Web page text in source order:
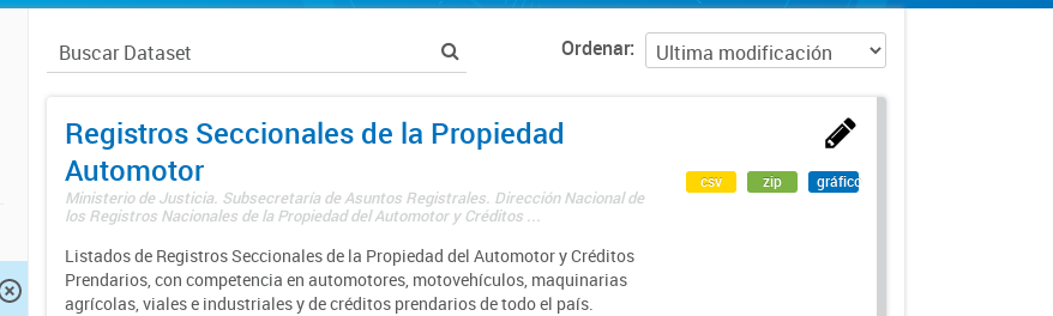
Ordenar
Registros Seccionales de la Propiedad
Automotor
Ministerio de Justicia. Subsecretaría de Asuntos Registrales. Dirección Nacional de
los Registros Nacionales de la Propiedad del Automotor y Créditos ...
Listados de Registros Seccionales de la Propiedad del Automotor y Créditos
Prendarios, con competencia en automotores, motovehículos, maquinarias
agrícolas, viales e industriales y de créditos prendarios de todo el país.
csv zip gráfico